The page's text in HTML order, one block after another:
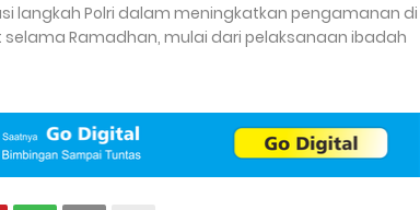
langkah Polri dalam meningkatkan pengamanan di
Ramadhan, mulai dari pelaksanaan ibadah